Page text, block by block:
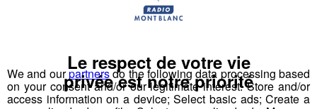
ale.sallanches@pole-emploi.fr
We and ourpartnersdo the following data processing based
on your consent and/or our legitimate interest: Store and/or
access information on a device; Select basic ads; Create a
Le respect de votre vie
privée est notre priorité